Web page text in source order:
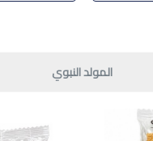
المولد النبوي